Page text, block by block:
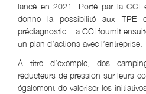
lancé en 2021. Porté par la CCI
donne la possibilité aux TPE
prédiagnostic. La CCI fournit
un plan d’actions avec l’entreprise.
À titre d’exemple, des
réducteurs de pression sur leurs
également de valoriser les